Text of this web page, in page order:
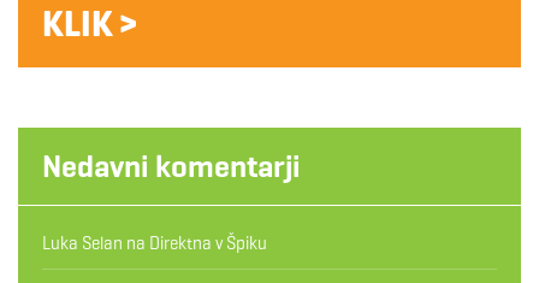
KLIK >
Nedavni komentarji
Luka Selan na Direktna v Špiku